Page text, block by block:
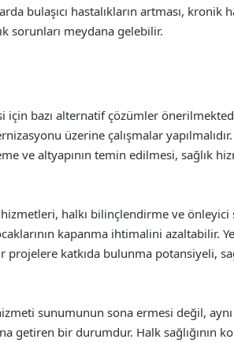
bulaşıcı hastalıkların artması, kronik
sorunları meydana gelebilir.
için bazı alternatif çözümler
üzerine çalışmalar
ve altyapının temin edilmesi, sağlık
halkı bilinçlendirme ve önleyici
kapanma ihtimalini azaltabilir.
katkıda bulunma potansiyeli,
sunumunun sona ermesi değil,
getiren bir durumdur. Halk sağlığının